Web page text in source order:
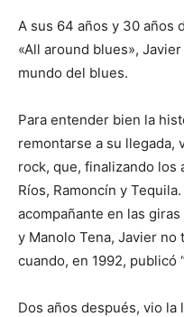
A sus 64 años y 30 años
«All around blues»,
mundo del blues.
Para entender bien la
remontarse a su llegada,
rock, que, finalizando los
Ríos, Ramoncín y
acompañante en las
y Manolo Tena, Javier
cuando, en 1992, publicó
Dos años después, vio la